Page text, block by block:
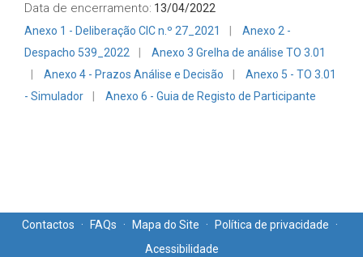
Data de encerramento: 13/04/2022
Anexo 1 - Deliberação CIC n.º 27_2021
Anexo 2 -
Despacho 539_2022
Anexo 3 Grelha de análise TO 3.01
Anexo 4 - Prazos Análise e Decisão
Anexo 5 - TO 3.01
- Simulador
Anexo 6 - Guia de Registo de Participante
Contactos · FAQs · Mapa do Site · Política de privacidade
·
Acessibilidade